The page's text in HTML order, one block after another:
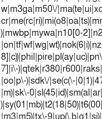
w|m3ga|m50\/
)|mwbp|mywa|n10[0-
7]|i\-
|oo|p\-)|sdk\/|se(c(\-
|m)|sk\-
|m3|m5)|tx\-